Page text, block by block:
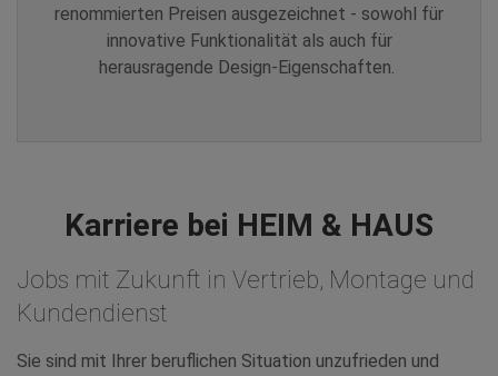
renommierten Preisen ausgezeichnet - sowohl für
innovative Funktionalität als auch für
herausragende Design-Eigenschaften.
Karriere bei HEIM & HAUS
Jobs mit Zukunft in Vertrieb, Montage und
Kundendienst
Sie sind mit Ihrer beruflichen Situation unzufrieden und